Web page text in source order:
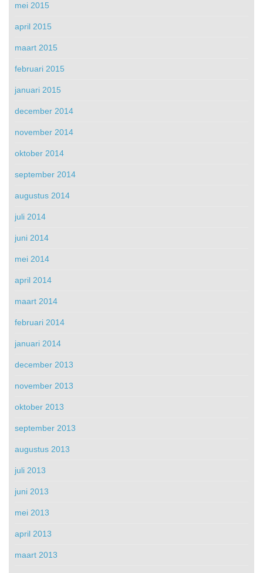
mei 2015
april 2015
maart 2015
februari 2015
januari 2015
december 2014
november 2014
oktober 2014
september 2014
augustus 2014
juli 2014
juni 2014
mei 2014
april 2014
maart 2014
februari 2014
januari 2014
december 2013
november 2013
oktober 2013
september 2013
augustus 2013
juli 2013
juni 2013
mei 2013
april 2013
maart 2013